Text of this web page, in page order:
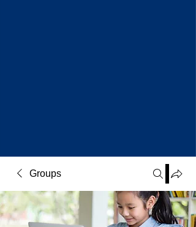
Groups